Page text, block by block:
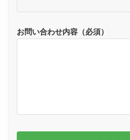
お問い合わせ内容（必須）